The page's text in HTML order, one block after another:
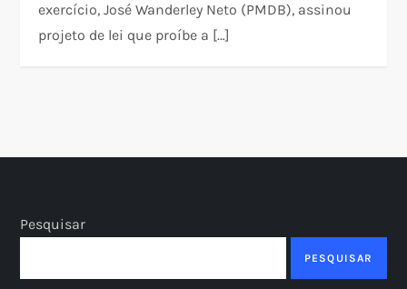
exercício, José Wanderley Neto (PMDB), assinou
projeto de lei que proíbe a […]
Pesquisar
PESQUISAR